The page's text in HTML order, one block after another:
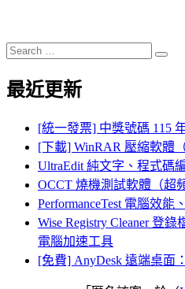
Search
for:
最近更新
[統一發票] 中獎號碼 115
[下載] WinRAR 壓縮軟體
UltraEdit 純文字、程式碼
OCCT 燒機測試軟體（超
PerformanceTest 電腦效
Wise Registry Cleaner 登
電腦加速工具
[免費] AnyDesk 遠端桌面